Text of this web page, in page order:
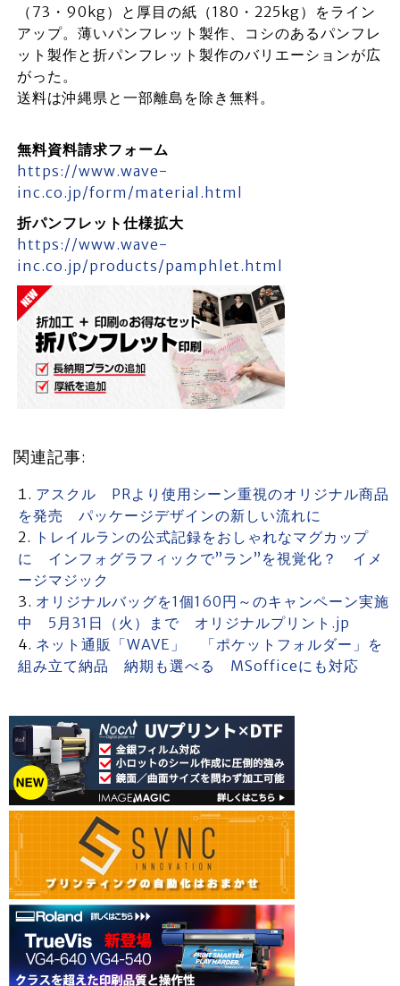
（73・90kg）と厚目の紙（180・225kg）をライン
アップ。薄いパンフレット製作、コシのあるパンフレ
ット製作と折パンフレット製作のバリエーションが広
がった。
送料は沖縄県と一部離島を除き無料。
無料資料請求フォーム
https://www.wave-
inc.co.jp/form/material.html
折パンフレット仕様拡大
https://www.wave-
inc.co.jp/products/pamphlet.html
関連記事:
アスクル PRより使用シーン重視のオリジナル商品
を発売 パッケージデザインの新しい流れに
トレイルランの公式記録をおしゃれなマグカップ
に インフォグラフィックで”ラン”を視覚化？ イメ
ージマジック
オリジナルバッグを1個160円～のキャンペーン実施
中 5月31日（火）まで オリジナルプリント.jp
ネット通販「WAVE」 「ポケットフォルダー」を
組み立て納品 納期も選べる MSofficeにも対応